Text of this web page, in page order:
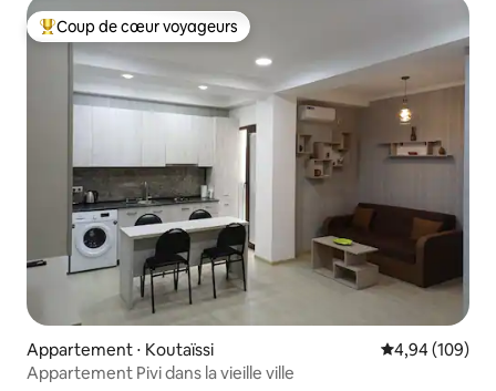
Coups de cœur voyageurs les plus appréciés
Coup de cœur voyageurs
Appartement ⋅ Koutaïssi Évaluation
4,94 (109)
Appartement Pivi dans la vieille ville